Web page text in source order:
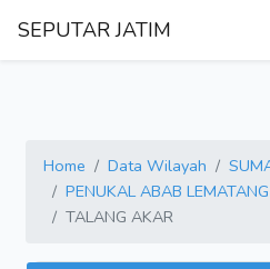
SEPUTAR JATIM
Home Data Wilayah
PENUKAL ABAB
TALANG AKAR